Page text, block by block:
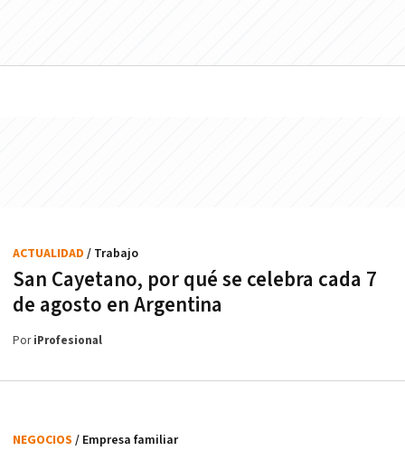
San Cayetano, por qué se celebra cada 7
de agosto en Argentina
ACTUALIDAD / Trabajo
PoriProfesional
NEGOCIOS / Empresa familiar